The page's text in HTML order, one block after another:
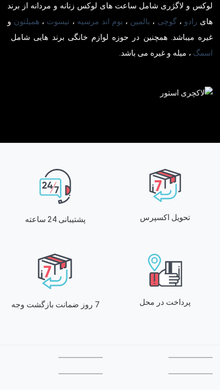
لوکس و لاگژری شامل ساعت های لوکس زنانه و مردانه از برند
های رادو ،گوچی ، بالمین ، بوم اند مرسیه ، تیسوت ، همیلتون و
غیره میباشد. همچنین در حوزه لوازم خانگی برند هایی شامل
اسمگ ، میله و غیره می باشد.
تحویل اکسپرس پشتیبانی 24 ساعته
پرداخت در محل 7 روز ضمانت بازگشت وجه